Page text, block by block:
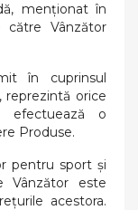
menţionat în
Vânzător
în cuprinsul
reprezintă orice
efectuează o
Produse.
pentru sport şi
Vânzător este
acestora.